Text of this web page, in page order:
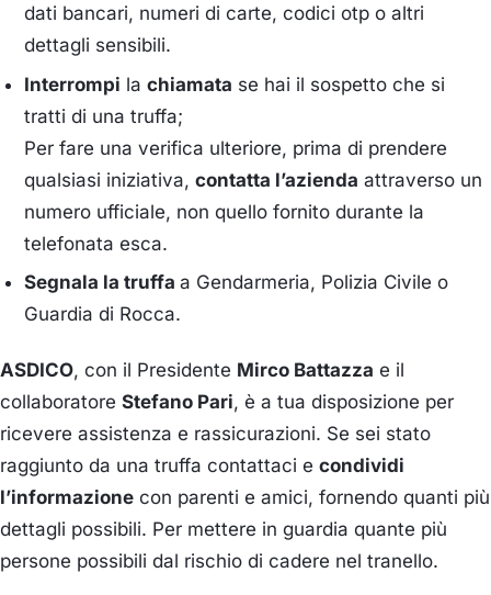
dati bancari, numeri di carte, codici otp o altri
dettagli sensibili.
Interrompi lachiamata se hai il sospetto che si
tratti di una truffa;
Per fare una verifica ulteriore, prima di prendere
qualsiasi iniziativa,contatta l’azienda attraverso un
numero ufficiale, non quello fornito durante la
telefonata esca.
Segnala la truffaa Gendarmeria, Polizia Civile o
Guardia di Rocca.
ASDICO, con il Presidente Mirco Battazza e il
collaboratore Stefano Pari, è a tua disposizione per
ricevere assistenza e rassicurazioni. Se sei stato
raggiunto da una truffa contattaci e condividi
l’informazione con parenti e amici, fornendo quanti più
dettagli possibili. Per mettere in guardia quante più
persone possibili dal rischio di cadere nel tranello.